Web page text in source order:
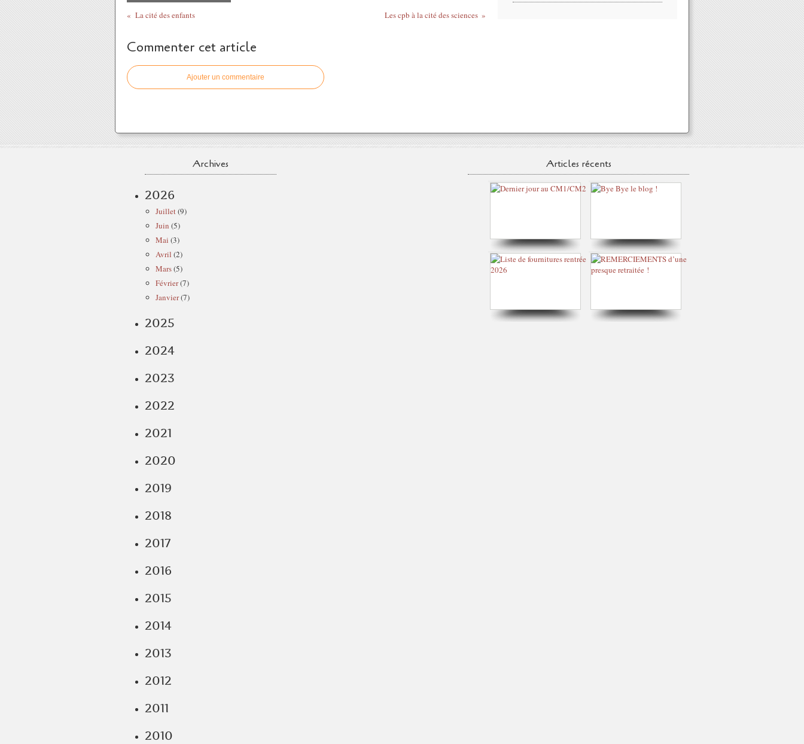
La cité des enfants Les cpb à la cité des sciences
Commenter cet article
Ajouter un commentaire
Archives
2026
Juillet(9)
Juin (5)
Mai (3)
Avril (2)
Mars(5)
Février(7)
Janvier(7)
2025
2024
2023
2022
2021
2020
2019
2018
2017
2016
2015
2014
2013
2012
2011
2010
Articles récents